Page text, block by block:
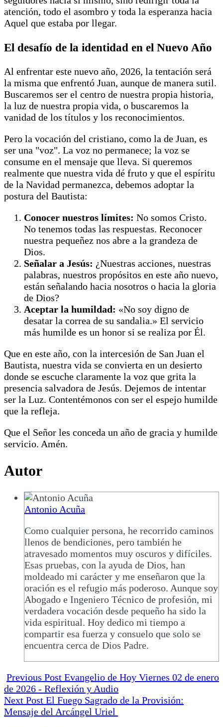
atención, todo el asombro y toda la esperanza hacia
Aquel que estaba por llegar.
El desafío de la identidad en el Nuevo Año
Al enfrentar este nuevo año, 2026, la tentación será
la misma que enfrentó Juan, aunque de manera sutil.
Buscaremos ser el centro de nuestra propia historia,
la luz de nuestra propia vida, o buscaremos la
vanidad de los títulos y los reconocimientos.
Pero la vocación del cristiano, como la de Juan, es
ser una "voz". La voz no permanece; la voz se
consume en el mensaje que lleva. Si queremos
realmente que nuestra vida dé fruto y que el espíritu
de la Navidad permanezca, debemos adoptar la
postura del Bautista:
Conocer nuestros límites: No somos Cristo.
No tenemos todas las respuestas. Reconocer
nuestra pequeñez nos abre a la grandeza de
Dios.
Señalar a Jesús: ¿Nuestras acciones, nuestras
palabras, nuestros propósitos en este año nuevo,
están señalando hacia nosotros o hacia la gloria
de Dios?
Aceptar la humildad: «No soy digno de
desatar la correa de su sandalia.» El servicio
más humilde es un honor si se realiza por Él.
Que en este año, con la intercesión de San Juan el
Bautista, nuestra vida se convierta en un desierto
donde se escuche claramente la voz que grita la
presencia salvadora de Jesús. Dejemos de intentar
ser la Luz. Contentémonos con ser el espejo humilde
que la refleja.
Que el Señor les conceda un año de gracia y humilde
servicio. Amén.
Autor
Antonio Acuña
Como cualquier persona, he recorrido caminos
llenos de bendiciones, pero también he
atravesado momentos muy oscuros y difíciles.
Esas pruebas, con la ayuda de Dios, han
moldeado mi carácter y me enseñaron que la
oración es el refugio más poderoso. Aunque soy
Abogado e Ingeniero Técnico de profesión, mi
verdadera vocación desde pequeño ha sido la
vida espiritual. Hoy dedico mi tiempo a
compartir esa fuerza y consuelo que solo se
encuentra cerca de Dios Padre.
Previous Post Evangelio de Hoy Viernes 02 de enero
de 2026 - Reflexión y Audio
Next Post El Fuego Sagrado de la Provisión:
Mensaje del Arcángel Uriel